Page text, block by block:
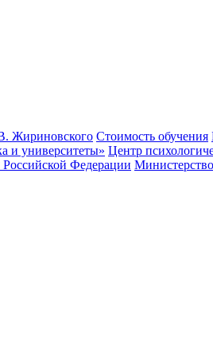
Жириновского Стоимость обучения
и университеты» Центр
Федерации